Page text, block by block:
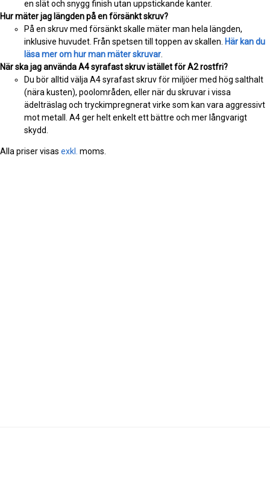
en slät och snygg finish utan uppstickande kanter.
Hur mäter jag längden på en försänkt skruv?
På en skruv med försänkt skalle mäter man hela längden,
inklusive huvudet. Från spetsen till toppen av skallen. Här kan du
läsa mer om hur man mäter skruvar
När ska jag använda A4 syrafast skruv istället för A2 rostfri?
Du bör alltid välja A4 syrafast skruv för miljöer med hög salthalt
(nära kusten), poolområden, eller när du skruvar i vissa
ädelträslag och tryckimpregnerat virke som kan vara aggressivt
mot metall. A4 ger helt enkelt ett bättre och mer långvarigt
skydd.
Alla priser visas exkl. moms.